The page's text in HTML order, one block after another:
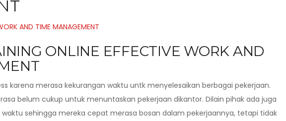
ONLINE EFFECTIVE WORK AND
karena merasa kekurangan waktu untk menyelesaikan berbagai pekerjaan.
belum cukup untuk menuntaskan pekerjaan dikantor. Dilain pihak ada juga
sehingga mereka cepat merasa bosan dalam pekerjaannya, tetapi tidak